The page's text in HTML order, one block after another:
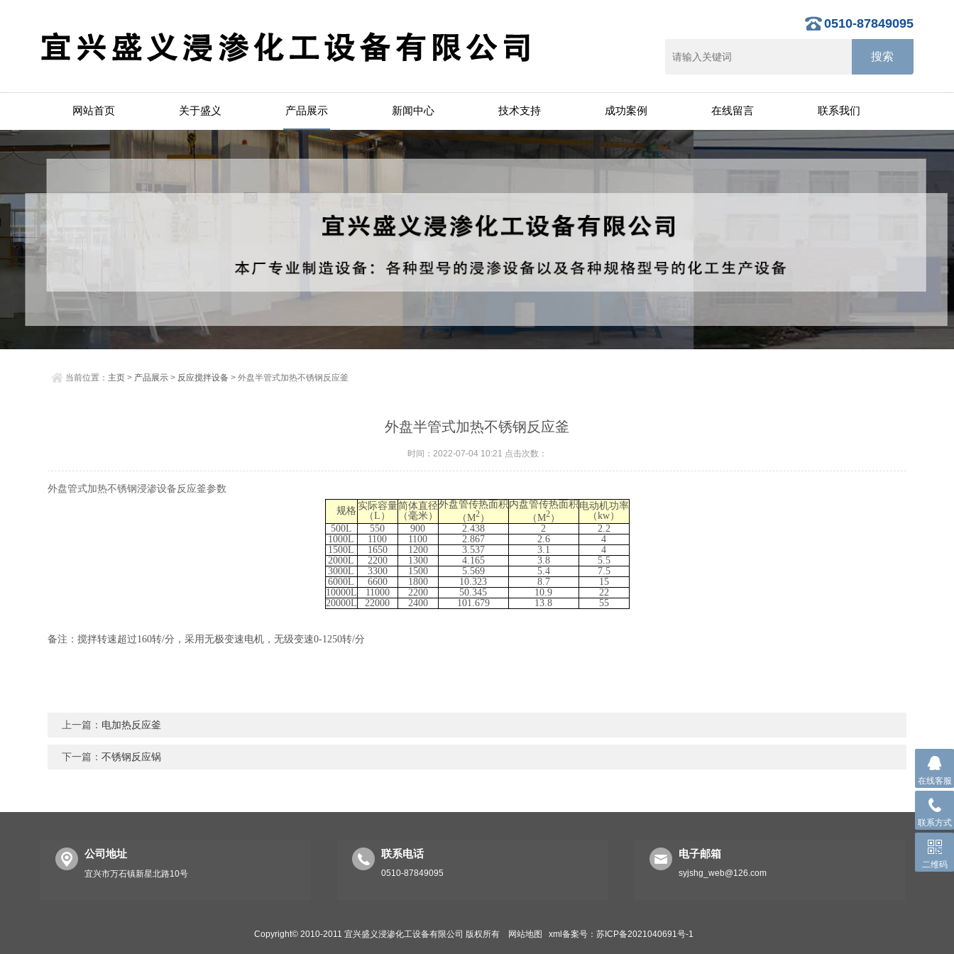
0510-87849095
网站首页 关于盛义 产品展示 新闻中心 技术支持 成功案例 在线留言 联系我们
当前位置： 主页 > 产品展示 > 反应搅拌设备 > 外盘半管式加热不锈钢反应釜
外盘半管式加热不锈钢反应釜
时间：2022-07-04 10:21 点击次数：
外盘管式加热不锈钢浸渗设备反应釜参数
规格 实际容量
（L ）
简体直径
（毫米）
外盘管传热面积
（M2）
内盘管传热面积
（M2）
电动机功率
（kw）
500L
550 900 2.438 2
2.2
1000L
1100 1100 2.867 2.6
4
1500L
1650 1200 3.537 3.1
4
2000L
2200 1300 4.165 3.8
5.5
3000L
3300 1500 5.569 5.4
7.5
6000L
6600 1800 10.323 8.7
15
10000L
11000 2200 50.345 10.9
22
20000L
22000 2400 101.679 13.8 55
备注：搅拌转速超过160转/分，采用无极变速电机，无级变速0-1250转/分
上一篇： 电加热反应釜
下一篇：不锈钢反应锅
公司地址
宜兴市万石镇新星北路10号
联系电话
0510-87849095
电子邮箱
syjshg_web@126.com
Copyright© 2010-2011 宜兴盛义浸渗化工设备有限公司 版权所有 网站地图 xml 备案号：苏ICP备2021040691号-1
在线客服
联系方式
二维码